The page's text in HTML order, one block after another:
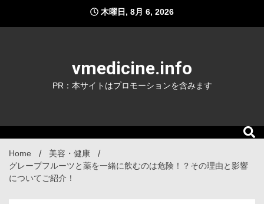
content
木曜日, 8月 6, 2026
vmedicine.info
PR：本サイトはプロモーションを含みます
Home
美容・健康
グレープフルーツと薬を一緒に飲むのは危険！？その理由と影響
についてご紹介！